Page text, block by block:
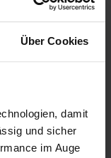
Über Cookies
damit
und sicher
im Auge